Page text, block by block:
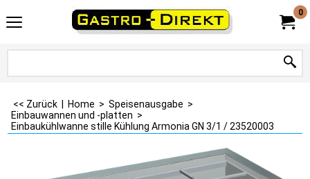
0
<< Zurück Home > Speisenausgabe >
Einbauwannen und -platten >
Einbaukühlwanne stille Kühlung Armonia GN 3/1 / 23520003